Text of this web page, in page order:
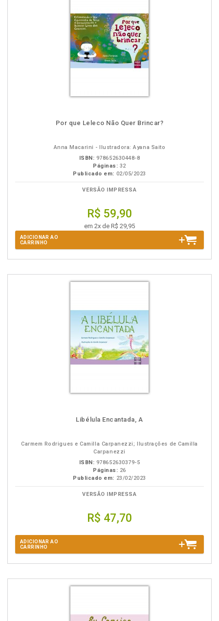
Por que Leleco Não Quer Brincar?
Anna Macarini - Ilustradora: Ayana Saito
ISBN: 978652630448-8
Páginas: 32
Publicado em: 02/05/2023
VERSÃO IMPRESSA
R$ 59,90
em 2x de R$ 29,95
ADICIONAR AO
CARRINHO
Libélula Encantada, A
Carmem Rodrigues e Camilla Carpanezzi; Ilustrações de Camilla
Carpanezzi
ISBN: 978652630379-5
Páginas: 26
Publicado em: 23/02/2023
VERSÃO IMPRESSA
R$ 47,70
ADICIONAR AO
CARRINHO